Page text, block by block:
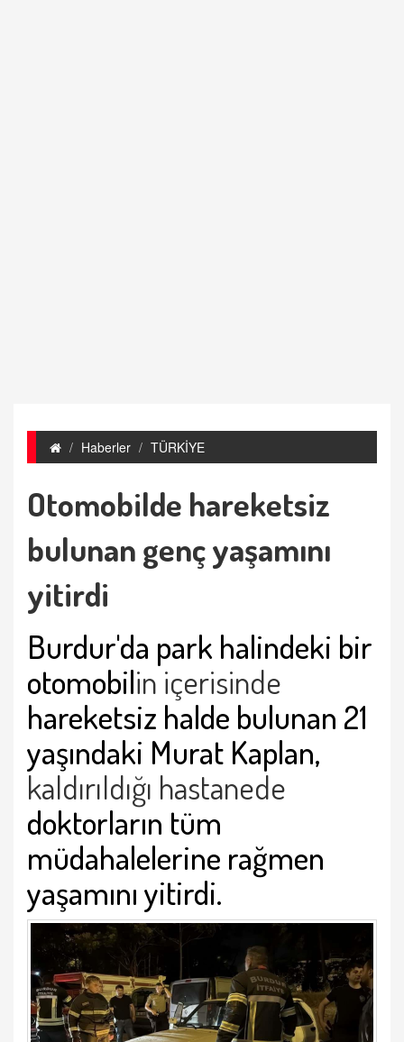
Haberler TÜRKİYE
Otomobilde hareketsiz
bulunan genç yaşamını
yitirdi
Burdur'da park halindeki bir
otomobilin içerisinde
hareketsiz halde bulunan 21
yaşındaki Murat Kaplan,
kaldırıldığı hastanede
doktorların tüm
müdahalelerine rağmen
yaşamını yitirdi.